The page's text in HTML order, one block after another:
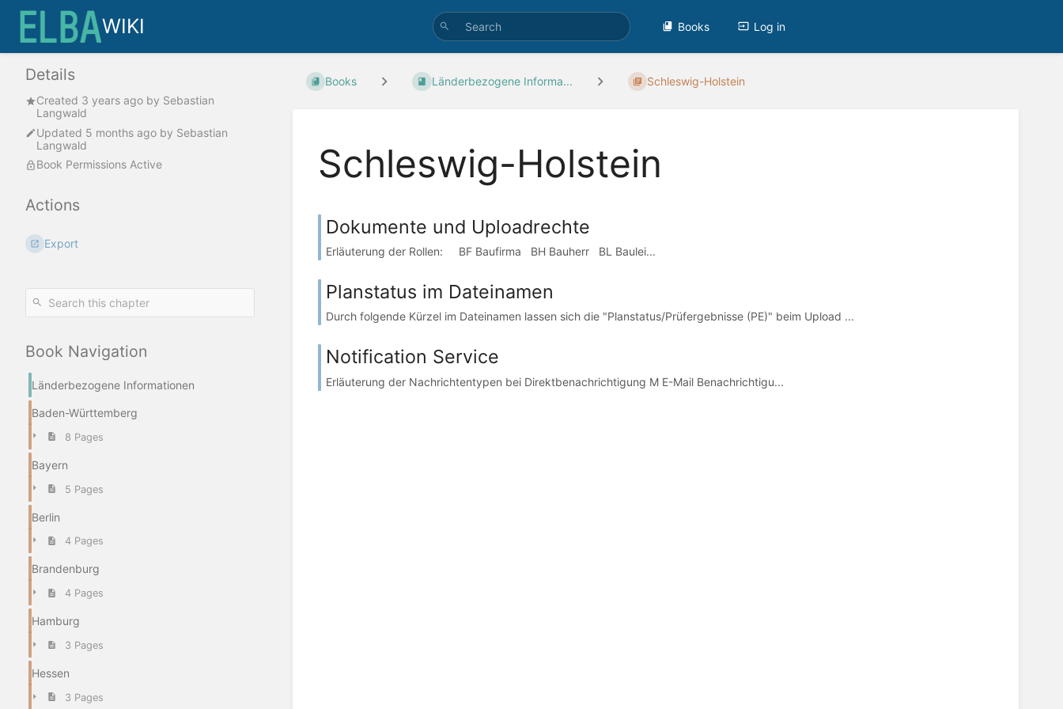
WIKI Books Log in
Book Navigation
Länderbezogene Informationen
Baden-Württemberg
8 Pages
Bayern
5 Pages
Berlin
4 Pages
Brandenburg
4 Pages
Hamburg
3 Pages
Hessen
3 Pages
Books Länderbezogene Informa... Schleswig-Holstein
Schleswig-Holstein
Dokumente und Uploadrechte
Erläuterung der Rollen: BF Baufirma BH Bauherr BL Baulei...
Planstatus im Dateinamen
Durch folgende Kürzel im Dateinamen lassen sich die "Planstatus/Prüfergebnisse (PE)" beim Upload ...
Notification Service
Erläuterung der Nachrichtentypen bei Direktbenachrichtigung M E-Mail Benachrichtigu...
Details
Created 3 years ago by Sebastian
Langwald
Updated 5 months ago by Sebastian
Langwald
Book Permissions Active
Actions
Export